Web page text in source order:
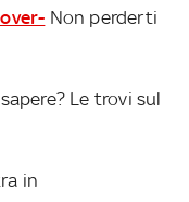
Non perderti
Le trovi sul
in